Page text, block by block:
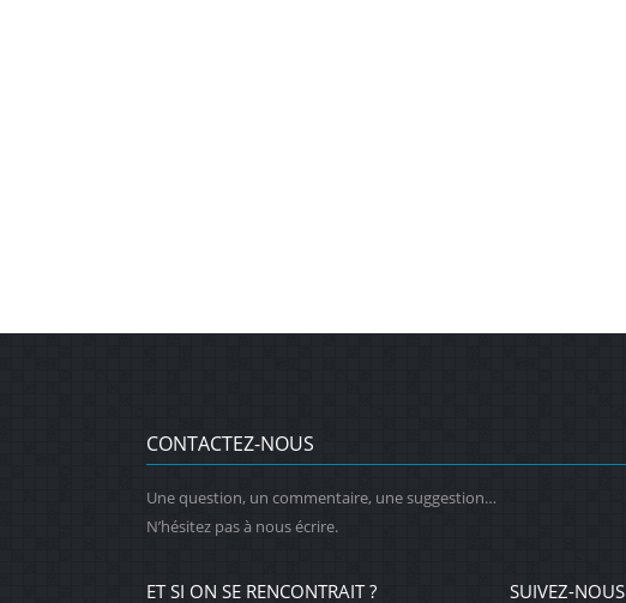
CONTACTEZ-NOUS
Une question, un commentaire, une suggestion…
N’hésitez pas à nous écrire.
ET SI ON SE RENCONTRAIT ? SUIVEZ-NOUS